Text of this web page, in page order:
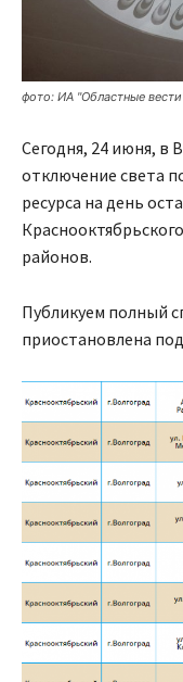
фото: ИА "Областные
Сегодня, 24 июня, в
отключение света
ресурса на день
районов.
Публикуем полный
приостановлена